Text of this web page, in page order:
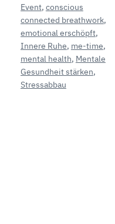
Event, conscious
connected breathwork,
emotional erschöpft,
Innere Ruhe, me-time,
mental health, Mentale
Gesundheit stärken,
Stressabbau